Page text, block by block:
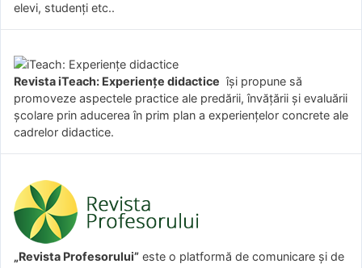
elevi, studenți etc..
Revista iTeach: Experienţe didactice îşi propune să
promoveze aspectele practice ale predării, învăţării şi evaluării
şcolare prin aducerea în prim plan a experienţelor concrete ale
cadrelor didactice.
„Revista Profesorului” este o platformă de comunicare și de